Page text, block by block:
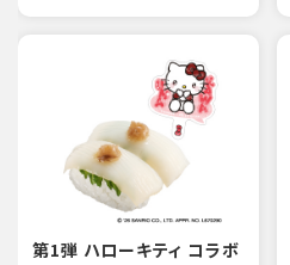
第1弾 ハローキティ コラボ